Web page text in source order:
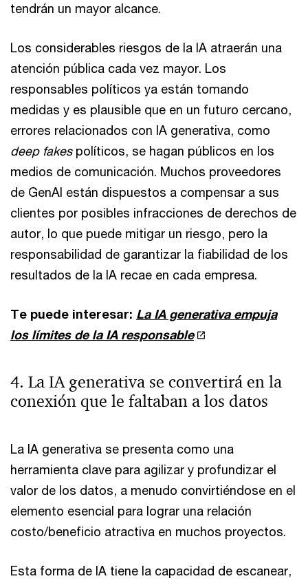
tendrán un mayor alcance.
Los considerables riesgos de la IA atraerán una
atención pública cada vez mayor. Los
responsables políticos ya están tomando
medidas y es plausible que en un futuro cercano,
errores relacionados con IA generativa, como
deep fakespolíticos, se hagan públicos en los
medios de comunicación. Muchos proveedores
de GenAI están dispuestos a compensar a sus
clientes por posibles infracciones de derechos de
autor, lo que puede mitigar un riesgo, pero la
responsabilidad de garantizar la fiabilidad de los
resultados de la IA recae en cada empresa.
Te puede interesar: La IA generativa empuja
los límites de la IA responsable
4. La IA generativa se convertirá en la
conexión que le faltaban a los datos
La IA generativa se presenta como una
herramienta clave para agilizar y profundizar el
valor de los datos, a menudo convirtiéndose en el
elemento esencial para lograr una relación
costo/beneficio atractiva en muchos proyectos.
Esta forma de IA tiene la capacidad de escanear,